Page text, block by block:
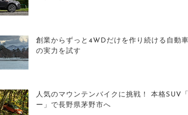
創業からずっと4WDだけを作り続ける自動
の実力を試す
人気のマウンテンバイクに挑戦！ 本格SUV
ー」で長野県茅野市へ